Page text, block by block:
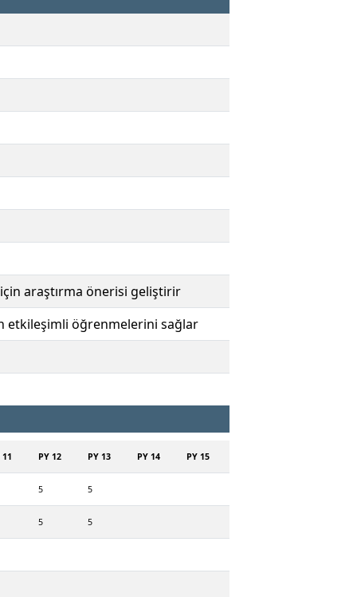
için araştırma önerisi geliştirir
etkileşimli öğrenmelerini sağlar
11 PY 12 PY 13 PY 14 PY 15
5 5
5 5